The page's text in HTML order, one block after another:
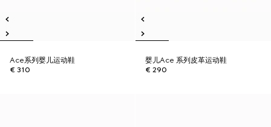
Ace系列婴儿运动鞋
€ 310
婴儿Ace 系列皮革运动鞋
€ 290